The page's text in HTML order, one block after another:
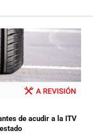
de acudir a la ITV